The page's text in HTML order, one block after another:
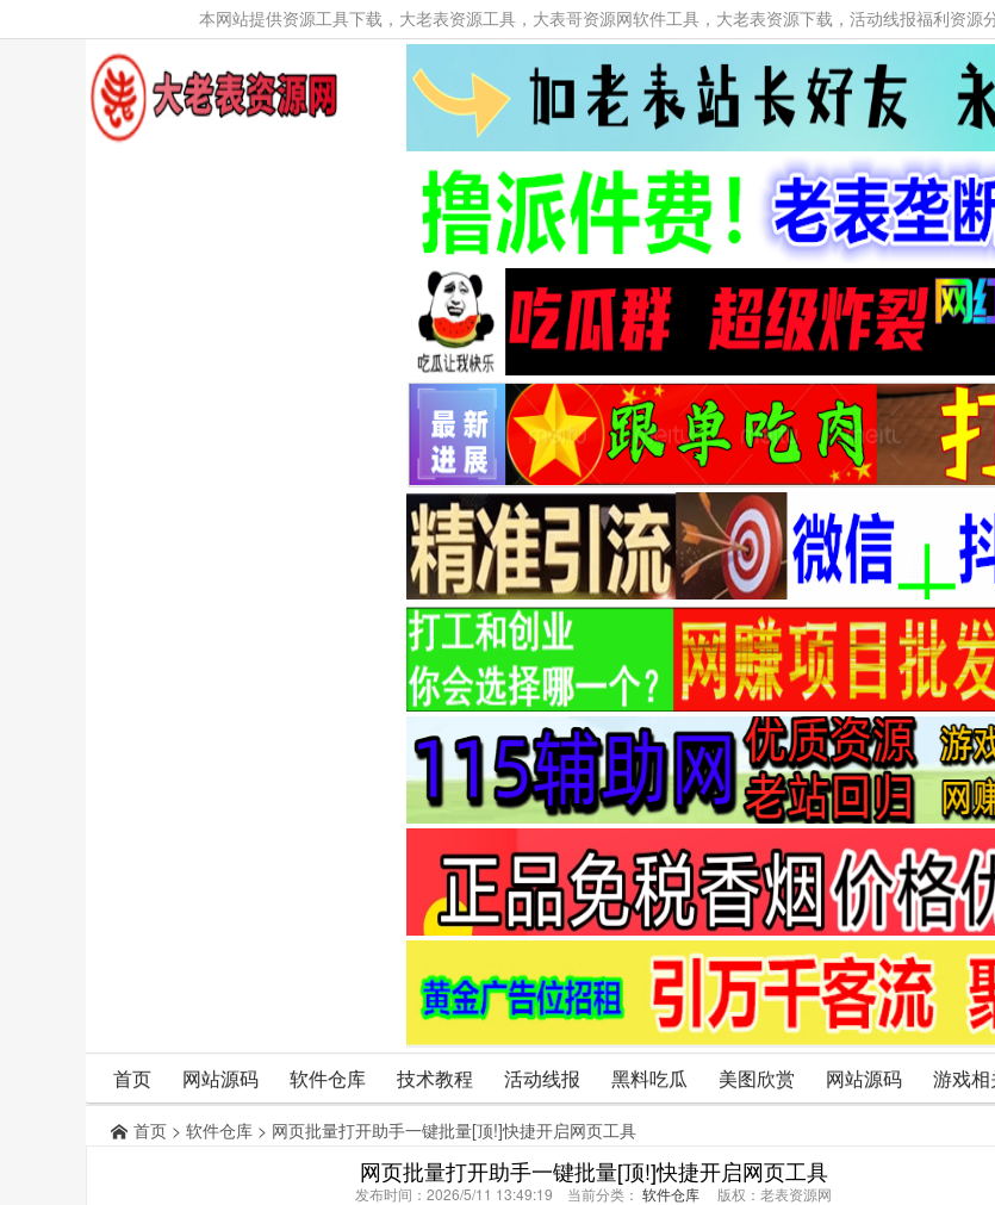
首页 网站源码 软件仓库 技术教程 活动线报 黑料吃瓜 美图欣赏 网站源码 游戏相
首页 > 软件仓库 > 网页批量打开助手一键批量[顶!]快捷开启网页工具
网页批量打开助手一键批量[顶!]快捷开启网页工具
发布时间：2026/5/11 13:49:19 当前分类： 软件仓库 版权：老表资源网